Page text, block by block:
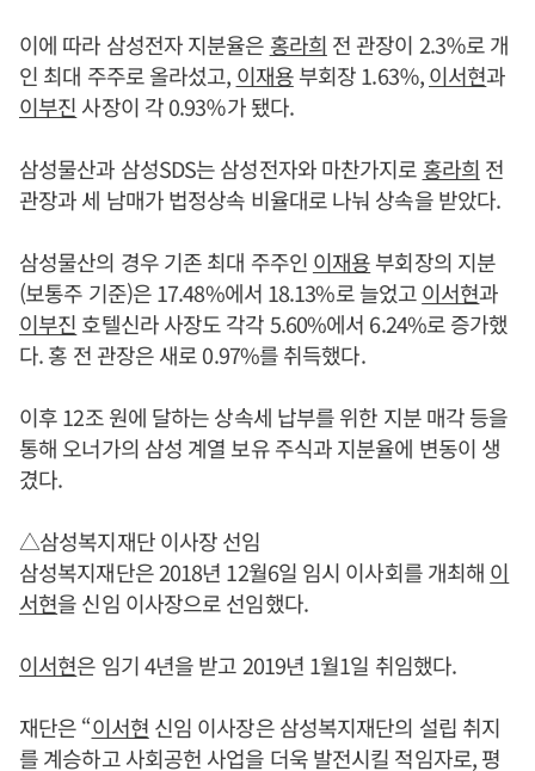
이에 따라 삼성전자 지분율은 홍라희 전 관장이 2.3％로 개
인 최대 주주로 올라섰고, 이재용부회장 1.63％,이서현과
이부진 사장이 각 0.93％가 됐다.
삼성물산과 삼성SDS는 삼성전자와 마찬가지로 홍라희 전
관장과 세 남매가 법정상속 비율대로 나눠 상속을 받았다.
삼성물산의 경우 기존 최대 주주인 이재용부회장의 지분
(보통주 기준)은 17.48%에서 18.13%로 늘었고이서현과
이부진 호텔신라 사장도 각각 5.60%에서 6.24%로 증가했
다. 홍 전 관장은 새로 0.97%를 취득했다.
이후 12조 원에 달하는 상속세 납부를 위한 지분 매각 등을
통해 오너가의 삼성 계열 보유 주식과 지분율에 변동이 생
겼다.
△삼성복지재단 이사장 선임
삼성복지재단은 2018년 12월6일 임시 이사회를 개최해 이
서현을 신임 이사장으로 선임했다.
이서현은 임기 4년을 받고 2019년 1월1일 취임했다.
재단은 “이서현 신임 이사장은 삼성복지재단의 설립 취지
를 계승하고 사회공헌 사업을 더욱 발전시킬 적임자로, 평